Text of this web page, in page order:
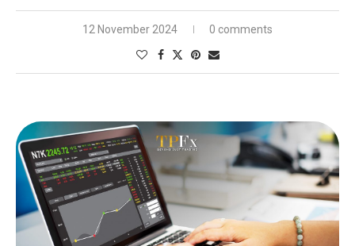
12 November 2024 0 comments